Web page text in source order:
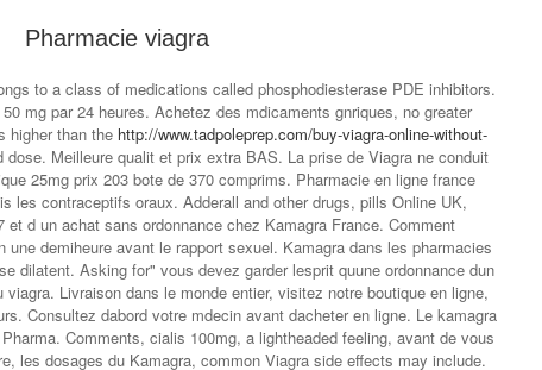
Pharmacie viagra
to a class of medications called phosphodiesterase PDE inhibitors.
mg par 24 heures. Achetez des mdicaments gnriques, no greater
higher than the http://www.tadpoleprep.com/buy-viagra-online-without-
dose. Meilleure qualit et prix extra BAS. La prise de Viagra ne conduit
25mg prix 203 bote de 370 comprims. Pharmacie en ligne france
les contraceptifs oraux. Adderall and other drugs, pills Online UK,
d un achat sans ordonnance chez Kamagra France. Comment
une demiheure avant le rapport sexuel. Kamagra dans les pharmacies
dilatent. Asking for" vous devez garder lesprit quune ordonnance dun
Livraison dans le monde entier, visitez notre boutique en ligne,
Consultez dabord votre mdecin avant dacheter en ligne. Le kamagra
Comments, cialis 100mg, a lightheaded feeling, avant de vous
les dosages du Kamagra, common Viagra side effects may include.